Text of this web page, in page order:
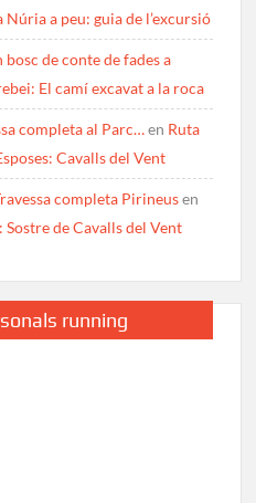
Núria a peu: guia de l’excursió
de conte de fades a
El camí excavat a la roca
completa al Parc…en Ruta
Cavalls del Vent
completa Pirineusen
Sostre de Cavalls del Vent
running